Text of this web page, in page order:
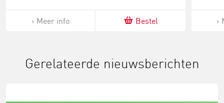
Meer info Bestel
Gerelateerde nieuwsberichten